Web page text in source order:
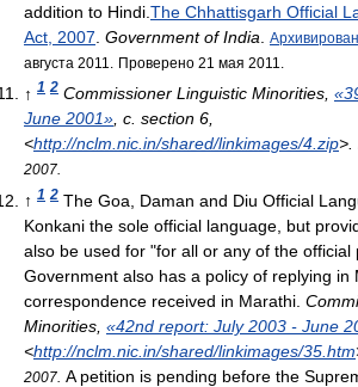
addition to Hindi. The Chhattisgarh Official
Act, 2007 Government of India
августа 2011.
Проверено 21 мая 2011.
↑ 1 2 Commissioner Linguistic Minorities,
June 2001», с. section 6,
<http://nclm.nic.in/shared/linkimages/4.zip>.
2007.
↑ 1 2 The Goa, Daman and Diu Official
Konkani the sole official language, but
also be used for "for all or any of the official
Government also has a policy of replying in
correspondence received in Marathi.
Minorities, «42nd report: July 2003 - June
<http://nclm.nic.in/shared/linkimages/35.htm
2007. A petition is pending before the